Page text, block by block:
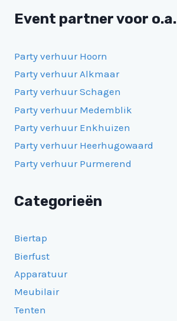
Event partner voor o.a.
Party verhuur Hoorn
Party verhuur Alkmaar
Party verhuur Schagen
Party verhuur Medemblik
Party verhuur Enkhuizen
Party verhuur Heerhugowaard
Party verhuur Purmerend
Categorieën
Biertap
Bierfust
Apparatuur
Meubilair
Tenten